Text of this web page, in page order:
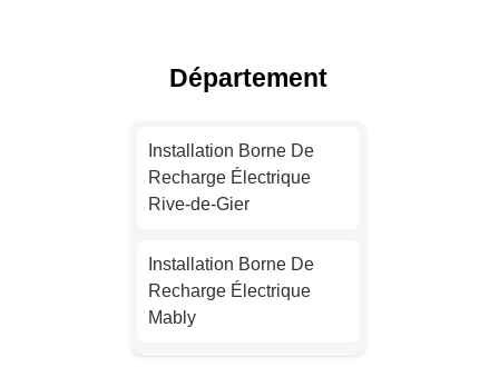
Toulouse
Nice
Département
Installation Borne De
Recharge Électrique
Rive-de-Gier
Installation Borne De
Recharge Électrique
Mably